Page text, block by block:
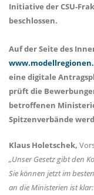
Initiative der CSU-
beschlossen.
Auf der Seite des
eine digitale
prüft die
betroffenen
Spitzenverbände
Klaus Holetschek,
Unser Gesetz gibt den
Sie können jetzt im
an die Ministerien ist